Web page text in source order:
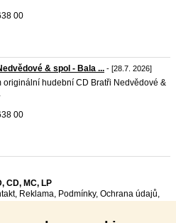
00
& spol - Bala ... - [28.7. 2026]
originální hudební CD Bratři Nedvědové &
00
CD, MC, LP
, Reklama, Podmínky, Ochrana údajů,